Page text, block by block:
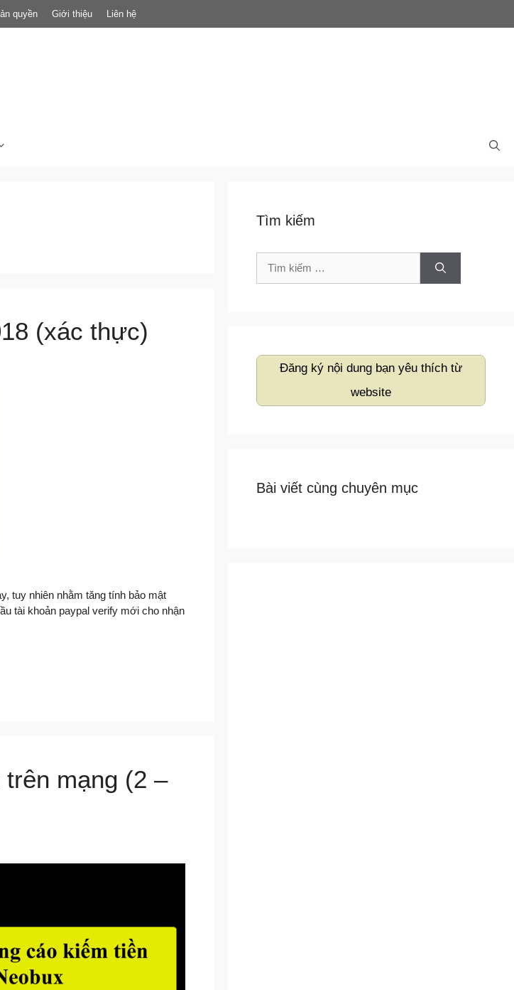
quyền Giới thiệu Liên hệ
(xác thực)
tuy nhiên nhằm tăng tính bảo mật
tài khoản paypal verify mới cho nhận
mạng (2 –
Tìm kiếm
Tìm
Đăng ký nội dung bạn yêu thích từ
website
Bài viết cùng chuyên mục